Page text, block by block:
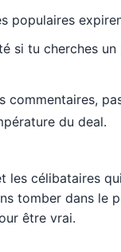
populaires
si tu cherches
commentaires,
du deal.
les célibataires
tomber dans le
être vrai.